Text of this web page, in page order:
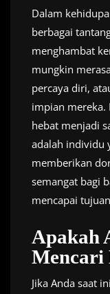
Dalam
berbagai
menghambat
mungkin
percaya diri,
impian
hebat menjadi
adalah individu
memberikan
semangat bagi
mencapai
Apakah
Mencari
Jika Anda saat